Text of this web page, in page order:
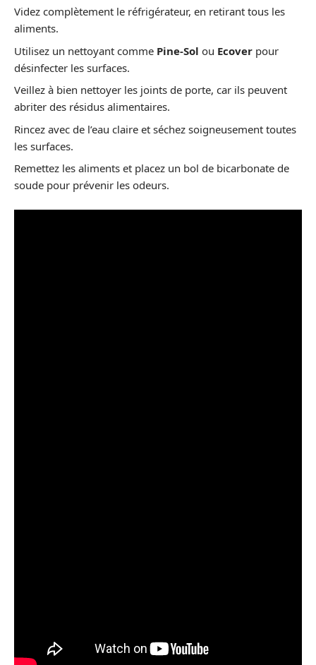
Videz complètement le réfrigérateur, en retirant tous les
aliments.
Utilisez un nettoyant comme Pine-Sol ou Ecover pour
désinfecter les surfaces.
Veillez à bien nettoyer les joints de porte, car ils peuvent
abriter des résidus alimentaires.
Rincez avec de l’eau claire et séchez soigneusement toutes
les surfaces.
Remettez les aliments et placez un bol de bicarbonate de
soude pour prévenir les odeurs.